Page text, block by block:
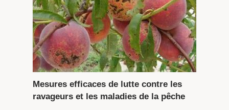
Mesures efficaces de lutte contre les
ravageurs et les maladies de la pêche